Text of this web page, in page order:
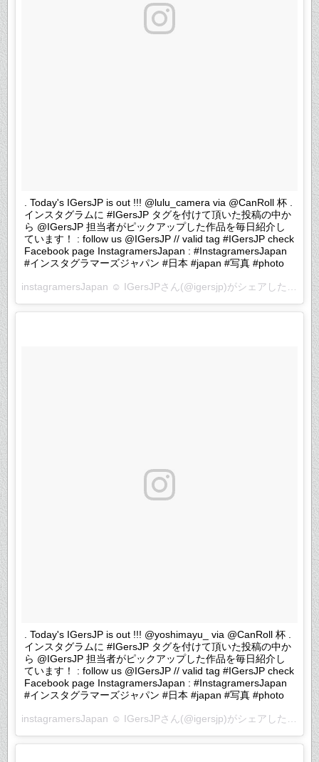
. Today's IGersJP is out !!! @lulu_camera via @CanRoll 杯 .
インスタグラムに #IGersJP タグを付けて頂いた投稿の中か
ら @IGersJP 担当者がピックアップした作品を毎日紹介し
ています！ : follow us @IGersJP // valid tag #IGersJP check
Facebook page InstagramersJapan : #InstagramersJapan
#インスタグラマーズジャパン #日本 #japan #写真 #photo
instagramersJapan ☺︎ IGersJPさん(@igersjp)がシェアした投稿 –
. Today's IGersJP is out !!! @yoshimayu_ via @CanRoll 杯 .
インスタグラムに #IGersJP タグを付けて頂いた投稿の中か
ら @IGersJP 担当者がピックアップした作品を毎日紹介し
ています！ : follow us @IGersJP // valid tag #IGersJP check
Facebook page InstagramersJapan : #InstagramersJapan
#インスタグラマーズジャパン #日本 #japan #写真 #photo
instagramersJapan ☺︎ IGersJPさん(@igersjp)がシェアした投稿 –